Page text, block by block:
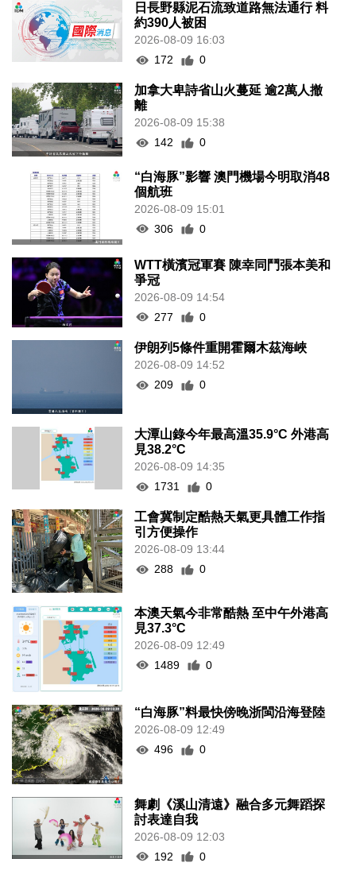
日長野縣泥石流致道路無法通行 料
約390人被困
2026-08-09 16:03
172
0
加拿大卑詩省山火蔓延 逾2萬人撤
離
2026-08-09 15:38
142
0
“白海豚”影響 澳門機場今明取消48
個航班
2026-08-09 15:01
306
0
WTT橫濱冠軍賽 陳幸同鬥張本美和
爭冠
2026-08-09 14:54
277
0
伊朗列5條件重開霍爾木茲海峽
2026-08-09 14:52
209
0
大潭山錄今年最高溫35.9°C 外港高
見38.2°C
2026-08-09 14:35
1731
0
工會冀制定酷熱天氣更具體工作指
引方便操作
2026-08-09 13:44
288
0
本澳天氣今非常酷熱 至中午外港高
見37.3°C
2026-08-09 12:49
1489
0
“白海豚”料最快傍晚浙閩沿海登陸
2026-08-09 12:49
496
0
舞劇《溪山清遠》融合多元舞蹈探
討表達自我
2026-08-09 12:03
192
0